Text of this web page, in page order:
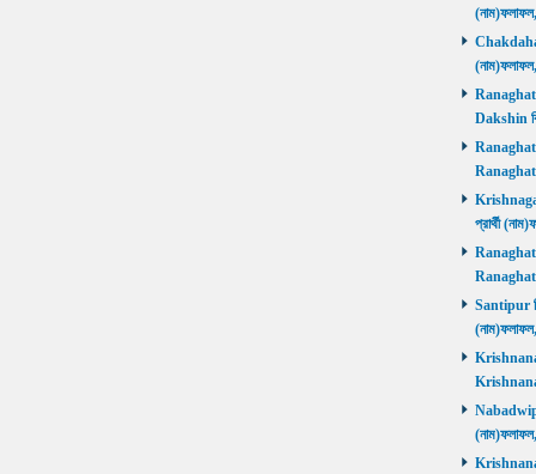
Chakdaha
Ranaghat
Dakshin
Ranaghat
Ranaghat
প্রার্থী
Ranaghat
Ranaghat
Santipur
Nabadwip